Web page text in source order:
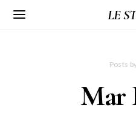
LE
Posts
Mar